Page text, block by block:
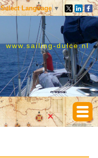
Select Language ▼
www.sailing-dulce.nl